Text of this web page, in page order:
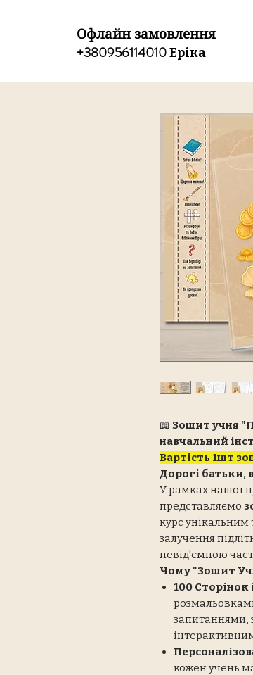
Офлайн замовлення
+380956114010Еріка
📖 Зошит учня
навчальний
Вартість 1шт
Дорогі батьки,
У рамках нашої
представляємо
курс
залучення
невід'ємною
Чому "Зошит
100 Сторінок
запитаннями,
кожен учень